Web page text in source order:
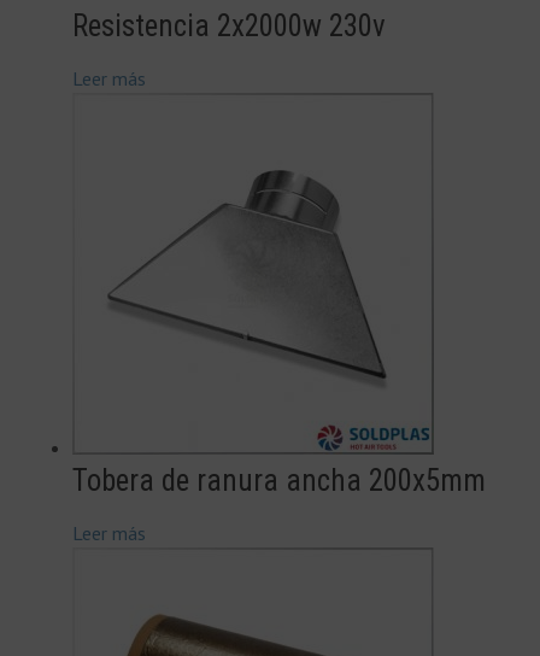
Resistencia 2x2000w 230v
Leer más
Tobera de ranura ancha 200x5mm
Leer más